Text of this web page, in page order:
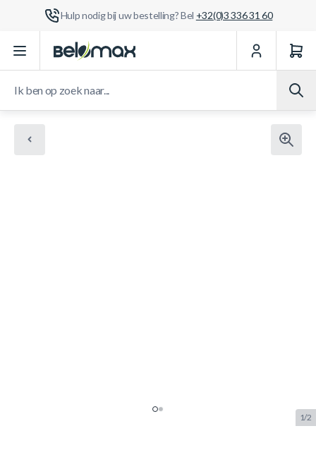
Hulp nodig bij uw bestelling? Bel +32(0)3 336 31 60
Ga naar de inhoud
1/2